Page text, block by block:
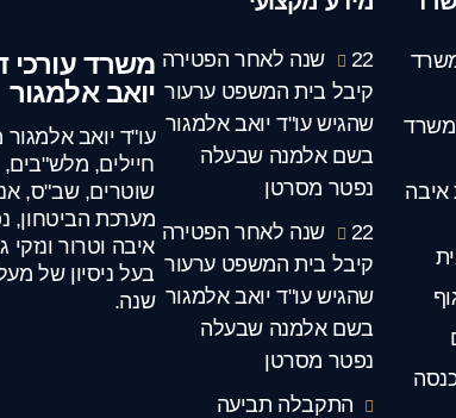
משרד עורכי
יואב אלמגור
עו"ד יואב אלמגור
חיילים, מלש"בים,
שוטרים, שב"ס,
מערכת הביטחון,
איבה וטרור ונזקי
שנה.
22 שנה לאחר הפטירה
קיבל בית המשפט ערעור
שהגיש עו"ד יואב אלמגור
בשם אלמנה שבעלה
נפטר מסרטן
22 שנה לאחר הפטירה
קיבל בית המשפט ערעור
שהגיש עו"ד יואב אלמגור
בשם אלמנה שבעלה
נפטר מסרטן
התקבלה תביעה
משרד
איבה